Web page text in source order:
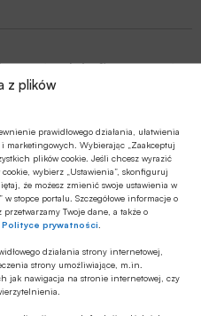
z plików
prawidłowego działania, ułatwienia
marketingowych. Wybierając „Zaakceptuj
plików cookie. Jeśli chcesz wyrazić
wybierz „Ustawienia”, skonfiguruj
że możesz zmienić swoje ustawienia w
stopce portalu. Szczegółowe informacje o
Twoje dane, a także o
Polityce prywatności
działania strony internetowej,
strony umożliwiające, m.in.
jak nawigacja na stronie internetowej, czy
finansować
odrębnym, masowym
finansowania
sprawach frankowych